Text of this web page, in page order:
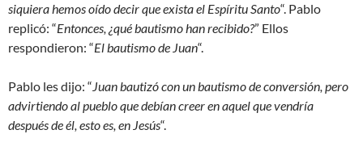
siquiera hemos oído decir que exista el Espíritu Santo“. Pablo
replicó: “Entonces, ¿qué bautismo han recibido?” Ellos
respondieron: “El bautismo de Juan“.
Pablo les dijo: “Juan bautizó con un bautismo de conversión, pero
advirtiendo al pueblo que debían creer en aquel que vendría
después de él, esto es, en Jesús“.